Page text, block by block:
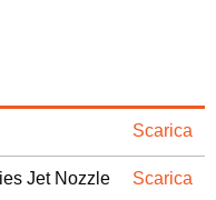
Scarica
Jet Nozzle Scarica